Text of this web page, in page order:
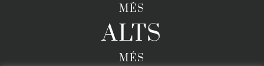
MÉS
ALTS
MÉS